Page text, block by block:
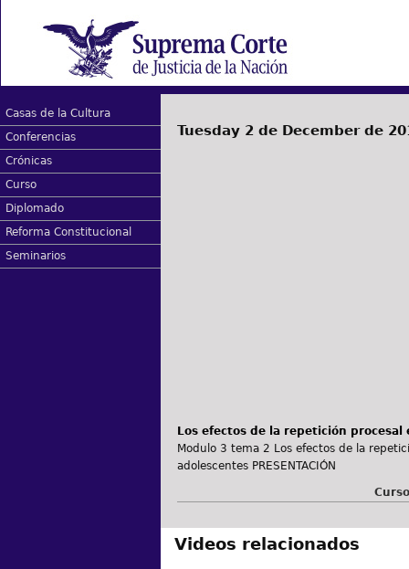
Casas de la Cultura
Conferencias
Crónicas
Curso
Diplomado
Reforma Constitucional
Seminarios
Tuesday 2 de December de
Los efectos de la repetición
Modulo 3 tema 2 Los efectos de la
adolescentes PRESENTACIÓN
Videos relacionados